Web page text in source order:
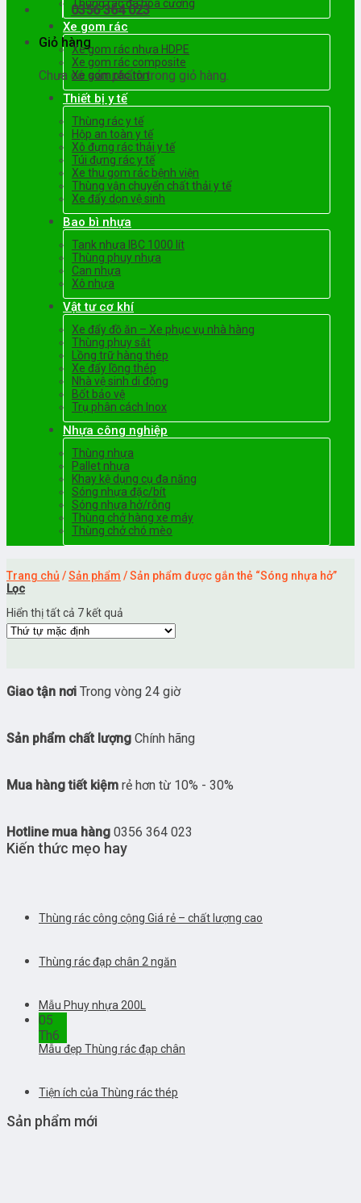
0356 364 023
Giỏ hàng
Chưa có sản phẩm trong giỏ hàng.
Thùng rác đá hoa cương
Xe gom rác
Xe gom rác nhựa HDPE
Xe gom rác composite
Xe gom rác tôn
Thiết bị y tế
Thùng rác y tế
Hộp an toàn y tế
Xô đựng rác thải y tế
Túi đựng rác y tế
Xe thu gom rác bệnh viện
Thùng vận chuyển chất thải y tế
Xe đẩy dọn vệ sinh
Bao bì nhựa
Tank nhựa IBC 1000 lít
Thùng phuy nhựa
Can nhựa
Xô nhựa
Vật tư cơ khí
Xe đẩy đồ ăn – Xe phục vụ nhà hàng
Thùng phuy sắt
Lồng trữ hàng thép
Xe đẩy lồng thép
Nhà vệ sinh di động
Bốt bảo vệ
Trụ phân cách Inox
Nhựa công nghiệp
Thùng nhựa
Pallet nhựa
Khay kệ dụng cụ đa năng
Sóng nhựa đặc/bít
Sóng nhựa hở/rỗng
Thùng chở hàng xe máy
Thùng chở chó mèo
Trang chủ /Sản phẩm /Sản phẩm được gắn thẻ “Sóng nhựa hở”
Lọc
Hiển thị tất cả 7 kết quả
Giao tận nơi Trong vòng 24 giờ
Sản phẩm chất lượng Chính hãng
Mua hàng tiết kiệm rẻ hơn từ 10% - 30%
Hotline mua hàng 0356 364 023
Kiến thức mẹo hay
Thùng rác công cộng Giá rẻ – chất lượng cao
Thùng rác đạp chân 2 ngăn
Mẫu Phuy nhựa 200L
05
Th6
Mẫu đẹp Thùng rác đạp chân
Tiện ích của Thùng rác thép
Sản phẩm mới